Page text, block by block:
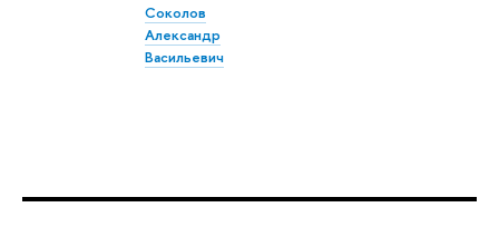
Соколов
Александр
Васильевич